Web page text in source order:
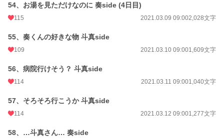
54、お湯を見ただけなのに 奏side (4日目)
115 2021.03.09 09:002,028文字
55、奏くんの好きな物 斗真side
109 2021.03.10 09:001,609文字
56、病院行けそう？ 斗真side
114 2021.03.11 09:001,040文字
57、そろそろ行こうか 斗真side
114 2021.03.12 09:001,277文字
58、…斗真さん… 奏side